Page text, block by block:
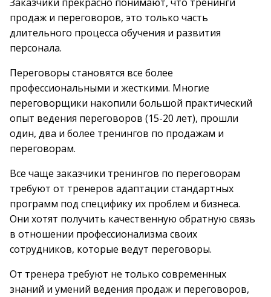
продаж и переговоров, это только часть
длительного процесса обучения и развития
персонала.
Переговоры становятся все более
профессиональными и жесткими. Многие
переговорщики накопили большой практический
опыт ведения переговоров (15-20 лет), прошли
один, два и более тренингов по продажам и
переговорам.
Все чаще заказчики тренингов по переговорам
требуют от тренеров адаптации стандартных
программ под специфику их проблем и бизнеса.
Они хотят получить качественную обратную связь
в отношении профессионализма своих
сотрудников, которые ведут переговоры.
От тренера требуют не только современных
знаний и умений ведения продаж и переговоров,